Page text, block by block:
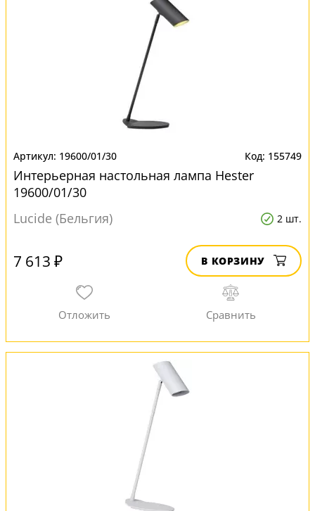
19600/01/30 155749
Интерьерная настольная лампа Hester
19600/01/30
Lucide (Бельгия)
2 шт.
7 613 ₽ В КОРЗИНУ